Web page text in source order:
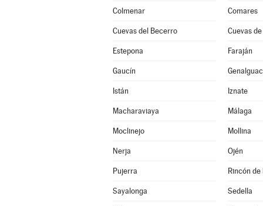
Colmenar Comares
Cuevas del Becerro Cuevas
Estepona Faraján
Gaucín
Istán Iznate
Macharaviaya Málaga
Moclinejo Mollina
Nerja Ojén
Pujerra Rincón
Sayalonga Sedella